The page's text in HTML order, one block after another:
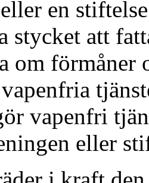
en
stycket att
om förmåner
vapenfri
eller